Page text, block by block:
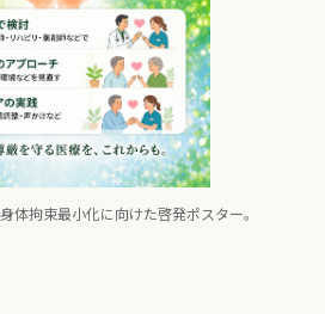
体拘束最小化に向けた啓発ポスター。